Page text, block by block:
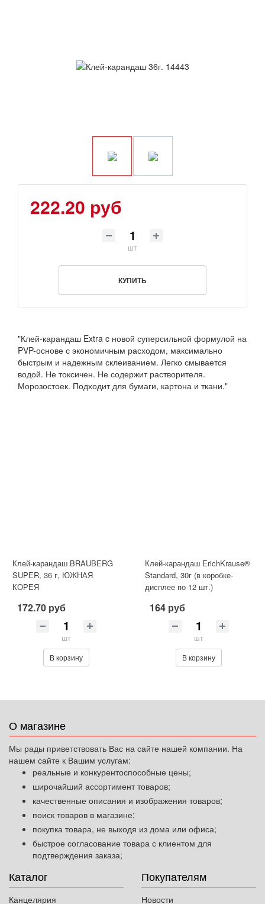
222.20 руб
шт
КУПИТЬ
"Клей-карандаш Extra c новой суперсильной формулой на
PVP-основе с экономичным расходом, максимально
быстрым и надежным склеиванием. Легко смывается
водой. Не токсичен. Не содержит растворителя.
Морозостоек. Подходит для бумаги, картона и ткани."
Клей-карандаш BRAUBERG
SUPER, 36 г, ЮЖНАЯ
КОРЕЯ
172.70 руб
шт
В корзину
Клей-карандаш ErichKrause®
Standard, 30г (в коробке-
дисплее по 12 шт.)
164 руб
шт
В корзину
О магазине
Мы рады приветствовать Вас на сайте нашей компании. На
нашем сайте к Вашим услугам:
реальные и конкурентоспособные цены;
широчайший ассортимент товаров;
качественные описания и изображения товаров;
поиск товаров в магазине;
покупка товара, не выходя из дома или офиса;
быстрое согласование товара с клиентом для
подтверждения заказа;
Каталог
Канцелярия
Покупателям
Новости